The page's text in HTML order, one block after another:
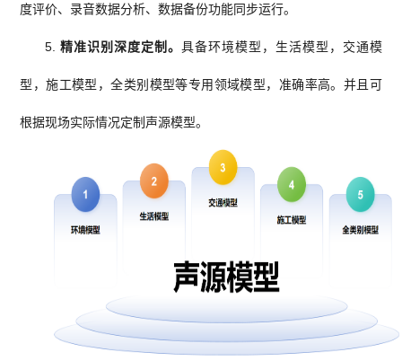
度评价、录音数据分析、数据备份功能同步运行。
5.精准识别深度定制。具备环境模型，生活模型，交通模
型，施工模型，全类别模型等专用领域模型，准确率高。并且可
根据现场实际情况定制声源模型。